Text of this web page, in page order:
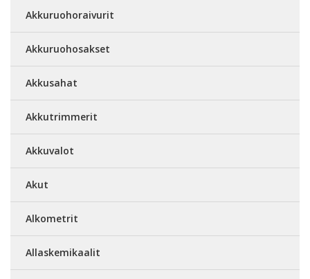
Akkuruohoraivurit
Akkuruohosakset
Akkusahat
Akkutrimmerit
Akkuvalot
Akut
Alkometrit
Allaskemikaalit